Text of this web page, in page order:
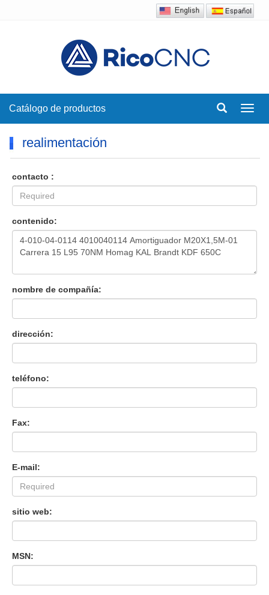
Catálogo de productos
realimentación
contacto :
contenido:
nombre de compañía:
dirección:
teléfono:
Fax:
E-mail:
sitio web:
MSN: